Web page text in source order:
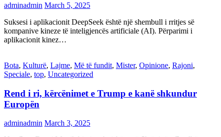
adminadmin March 5, 2025
Suksesi i aplikacionit DeepSeek është një shembull i rritjes së
kompanive kineze të inteligjencës artificiale (AI). Përparimi i
aplikacionit kinez…
Bota, Kulturë, Lajme, Më të fundit, Mister, Opinione, Rajoni,
Speciale, top, Uncategorized
Rend i ri, kërcënimet e Trump e kanë shkundur
Europën
adminadmin March 3, 2025